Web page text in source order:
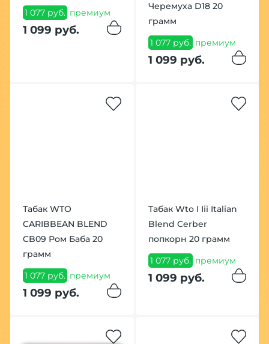
1 077 руб. премиум
1 099 руб.
Черемуха D18 20
грамм
1 077 руб. премиум
1 099 руб.
Табак WTO
CARIBBEAN BLEND
CB09 Ром Баба 20
грамм
1 077 руб. премиум
1 099 руб.
Табак Wto I Iii Italian
Blend Cerber
попкорн 20 грамм
1 077 руб. премиум
1 099 руб.